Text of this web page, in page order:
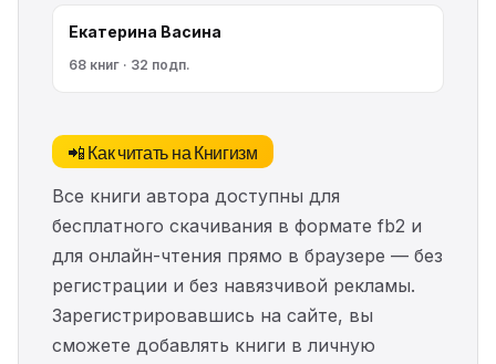
Екатерина Васина
68 книг · 32 подп.
📲 Как читать на Книгизм
Все книги автора доступны для
бесплатного скачивания в формате fb2 и
для онлайн-чтения прямо в браузере — без
регистрации и без навязчивой рекламы.
Зарегистрировавшись на сайте, вы
сможете добавлять книги в личную